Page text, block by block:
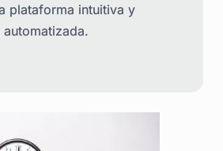
plataforma intuitiva y
automatizada.